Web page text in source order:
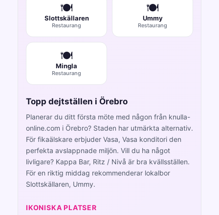
🍽️
Slottskällaren
Restaurang
🍽️
Ummy
Restaurang
🍽️
Mingla
Restaurang
Topp dejtställen i Örebro
Planerar du ditt första möte med någon från knulla-
online.com i Örebro? Staden har utmärkta alternativ.
För fikaälskare erbjuder Vasa, Vasa konditori den
perfekta avslappnade miljön. Vill du ha något
livligare? Kappa Bar, Ritz / Nivå är bra kvällsställen.
För en riktig middag rekommenderar lokalbor
Slottskällaren, Ummy.
IKONISKA PLATSER